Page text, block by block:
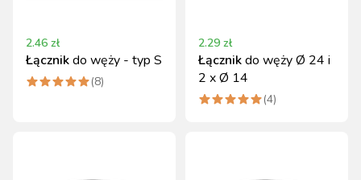
2.46 zł
Łącznikdo węży - typ S
(8)
2.29 zł
Łącznikdo węży Ø 24 i
2 x Ø 14
(4)